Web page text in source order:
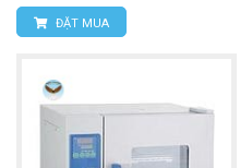
ĐẶT MUA